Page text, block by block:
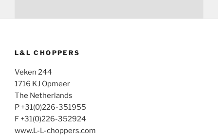
L&L CHOPPERS
Veken 244
1716 KJ Opmeer
The Netherlands
P +31(0)226-351955
F +31(0)226-352924
www.L-L-choppers.com